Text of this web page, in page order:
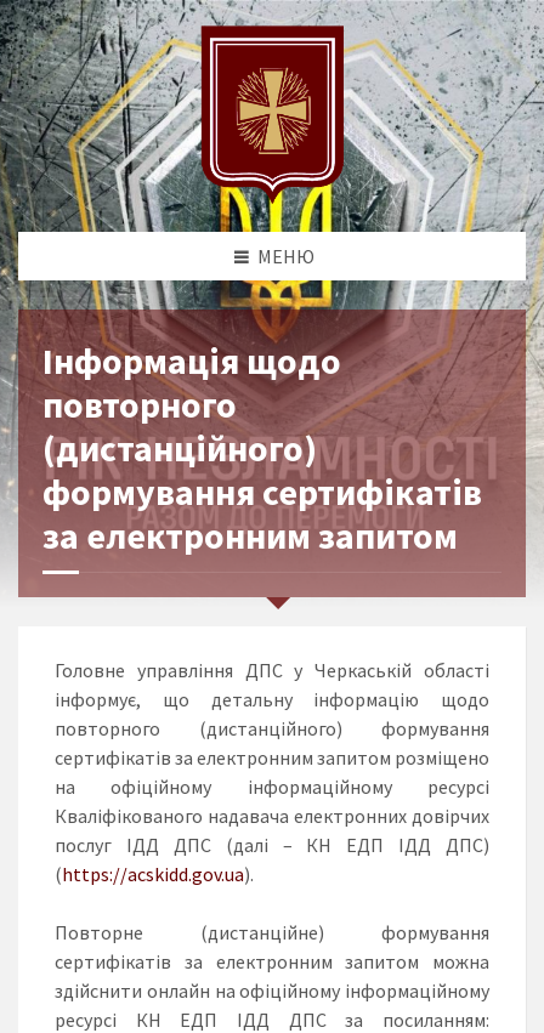
МЕНЮ
Інформація щодо
повторного
(дистанційного)
формування сертифікатів
за електронним запитом
Головне управління ДПС у Черкаській області
інформує, що детальну інформацію щодо
повторного (дистанційного) формування
сертифікатів за електронним запитом розміщено
на офіційному інформаційному ресурсі
Кваліфікованого надавача електронних довірчих
послуг ІДД ДПС (далі – КН ЕДП ІДД ДПС)
(https://acskidd.gov.ua).
Повторне (дистанційне) формування
сертифікатів за електронним запитом можна
здійснити онлайн на офіційному інформаційному
ресурсі КН ЕДП ІДД ДПС за посиланням: